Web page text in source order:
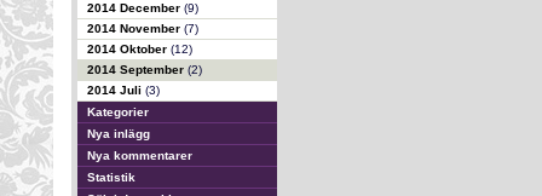
2014 December (9)
2014 November (7)
2014 Oktober (12)
2014 September (2)
2014 Juli (3)
Kategorier
Nya inlägg
Nya kommentarer
Statistik